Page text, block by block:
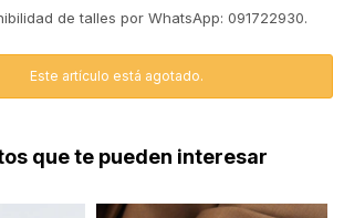
de talles por WhatsApp: 091722930.
Este artículo está agotado.
que te pueden interesar